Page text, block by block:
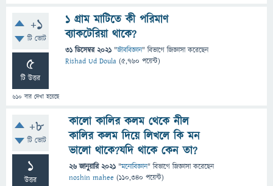
+1
টি ভোট
5
টি উত্তর
610 বার দেখা হয়েছে
১ গ্রাম মাটিতে কী পরিমাণ
ব্যাকটেরিয়া থাকে?
31 ডিসেম্বর 2021 "জীববিজ্ঞান" বিভাগে জিজ্ঞাসাকরেছেন
Rishad Ud Doula (5,760 পয়েন্ট)
+8
টি ভোট
1
উত্তর
কালো কালির কলম থেকে নীল
কালির কলম দিয়ে লিখলে কি মন
ভালো থাকে?যদি থাকে কেন তা?
26 জানুয়ারি 2021 "মনোবিজ্ঞান" বিভাগে জিজ্ঞাসাকরেছেন
noshin mahee (110,340 পয়েন্ট)